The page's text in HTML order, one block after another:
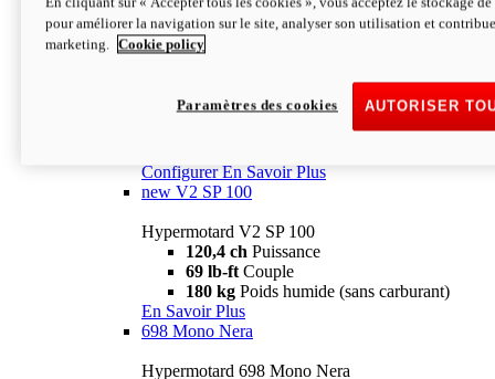
Configurer En Savoir Plus
newV2 SP
69 lb-ftCouple
Poids humide (sans carburant)
Configurer En Savoir Plus
new V2 SP 100
Hypermotard V2 SP 100
120,4 ch Puissance
69 lb-ft Couple
180 kg Poids humide (sans carburant)
En Savoir Plus
698 Mono Nera
Hypermotard 698 Mono Nera
pour améliorer la navigation sur le site, analyser son utilisation et
marketing.
Cookie policy
AUTORISER
Paramètres des cookies